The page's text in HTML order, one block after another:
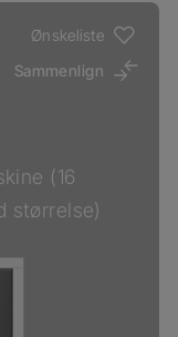
Ønskeliste
Sammenlign
(16
størrelse)